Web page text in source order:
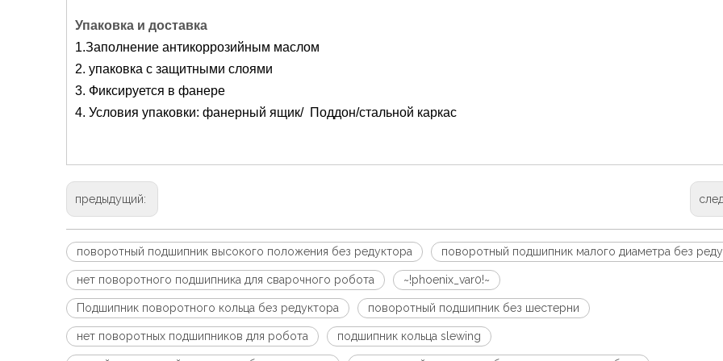
Упаковка и доставка
1.Заполнение антикоррозийным маслом
2. упаковка с защитными слоями
3. Фиксируется в фанере
4. Условия упаковки: фанерный ящик/ Поддон/стальной каркас
предыдущий:
поворотный подшипник высокого положения без редуктора поворотный подшипник малого диаметра без
нет поворотного подшипника для сварочного робота ~!phoenix_var0!~
Подшипник поворотного кольца без редуктора поворотный подшипник без шестерни
нет поворотных подшипников для робота подшипник кольца slewing